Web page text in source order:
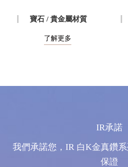
寶石 / 貴金屬材質
了解更多
IR承諾
我們承諾您，IR 白K金真鑽
保證